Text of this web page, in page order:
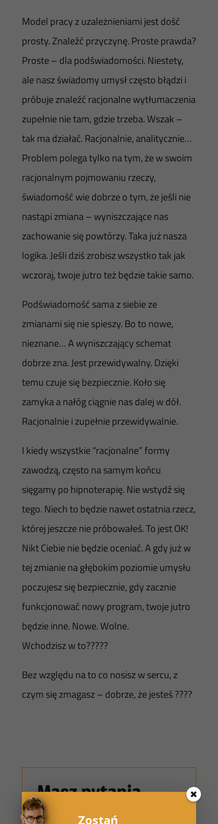
Model pracy z uzależnieniami jest dość
prosty. Znaleźć przyczynę. Proste prawda?
Proste – dla podświadomości. Niestety,
ale nasz świadomy umysł często błądzi i
próbuje znaleźć racjonalne wytłumaczenia
zupełnie nie tam, gdzie trzeba. Wszak –
tak ma działać. Racjonalnie, analitycznie…
Problem polega tylko na tym, że w swoim
racjonalnym pojmowaniu rzeczy,
świadomość wie dobrze o tym, że jeśli nie
nastąpi zmiana – wyniszczające nas
zachowanie się powtórzy. Taka już nasza
logika. Jeśli dziś zrobisz wszystko tak jak
wczoraj, twoje jutro też będzie takie samo.
Podświadomość sama z siebie ze
zmianami się nie spieszy. Bo to nowe,
nieznane… A wyniszczający schemat
dobrze zna. Jest przewidywalny. Dzięki
temu czuje się bezpiecznie. Koło się
zamyka a nałóg ciągnie nas dalej w dół.
Racjonalnie i zupełnie przewidywalnie.
I kiedy wszystkie “racjonalne” formy
zawodzą, często na samym końcu
sięgamy po hipnoterapię. Nie wstydź się
tego. Niech to będzie nawet ostatnia rzecz,
której jeszcze nie próbowałeś. To jest OK!
Nikt Ciebie nie będzie oceniać. A gdy już w
tej zmianie na głębokim poziomie umysłu
poczujesz się bezpiecznie, gdy zacznie
funkcjonować nowy program, twoje jutro
będzie inne. Nowe. Wolne.
Wchodzisz w to?????
Bez względu na to co nosisz w sercu, z
czym się zmagasz – dobrze, że jesteś ????
Masz pytania
dotyczące
Zostań